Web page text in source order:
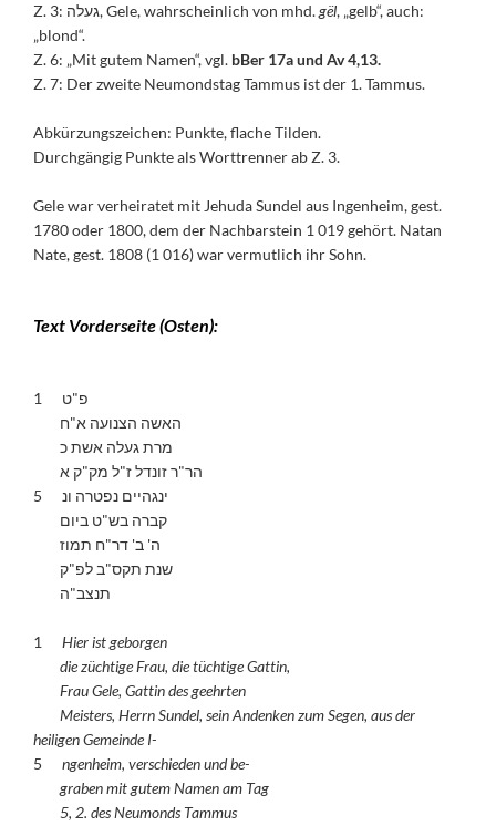
Z. 3: געלה, Gele, wahrscheinlich von mhd.gël, „gelb“, auch:
„blond“.
Z. 6: „Mit gutem Namen“, vgl. bBer 17a und Av 4,13.
Z. 7: Der zweite Neumondstag Tammus ist der 1. Tammus.
Abkürzungszeichen: Punkte, flache Tilden.
Durchgängig Punkte als Worttrenner ab Z. 3.
Gele war verheiratet mit Jehuda Sundel aus Ingenheim, gest.
1780 oder 1800, dem der Nachbarstein 1 019 gehört. Natan
Nate, gest. 1808 (1 016) war vermutlich ihr Sohn.
Text Vorderseite (Osten):
1 פ"ט
האשה הצנועה א"ח
מרת געלה אשת כ
הר"ר זונדל ז"ל מק"ק א
5 ינגהיים נפטרה ונ
קברה בש"ט ביום
ה' ב' דר"ח תמוז
שנת תקס"ב לפ"ק
תנצב"ה
1
Hier ist geborgen
die züchtige Frau, die tüchtige Gattin,
Frau Gele, Gattin des geehrten
Meisters, Herrn Sundel, sein Andenken zum Segen, aus der
heiligen Gemeinde I-
5 ngenheim, verschieden und be-
graben mit gutem Namen am Tag
5, 2. des Neumonds Tammus